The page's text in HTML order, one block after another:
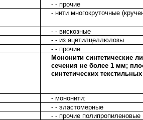
- - прочие
- нити многокруточные
- - вискозные
- - из ацетилцеллюлозы
- - прочие
Мононити синтетические
сечения не более 1 мм;
синтетических
- мононити:
- - эластомерные
- - прочие полипропиленовые